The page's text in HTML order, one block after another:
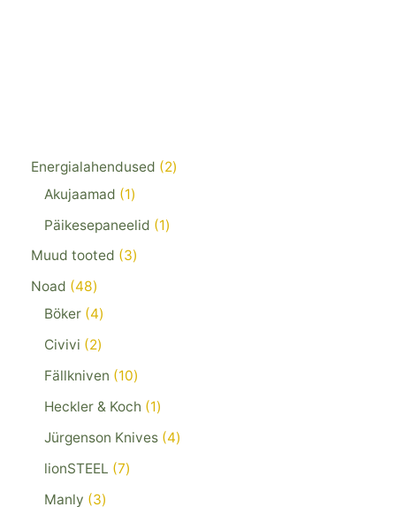
Energialahendused
2
Akujaamad
1
Päikesepaneelid
1
Muud tooted
3
Noad
48
Böker 4
Civivi
2
Fällkniven
10
Heckler & Koch
1
Jürgenson Knives 4
lionSTEEL 7
Manly
3